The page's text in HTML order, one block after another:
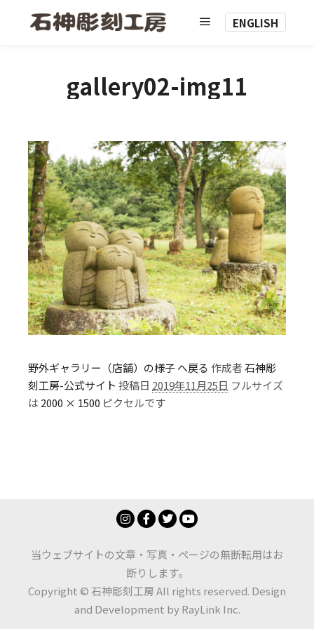
ENGLISH
gallery02-img11
野外ギャラリー（店舗）の様子 へ戻る 作成者石神彫
刻工房-公式サイト 投稿日 2019年11月25日 フルサイズ
は 2000 × 1500 ピクセルです
当ウェブサイトの文章・写真・ページの無断転用はお
断りします。
Copyright © 石神彫刻工房 All rights reserved. Design
and Development byRayLink Inc.